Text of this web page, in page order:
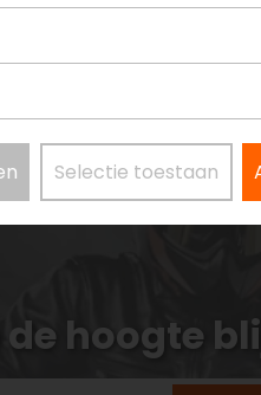
de hoogte
Selectie toestaan